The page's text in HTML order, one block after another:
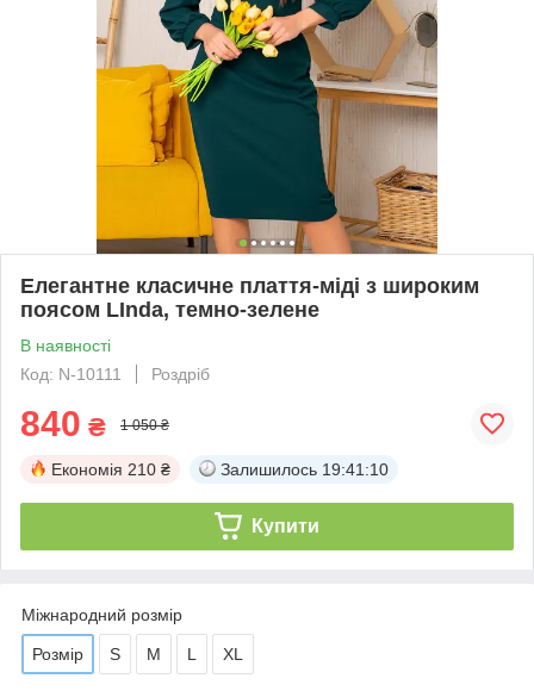
Елегантне класичне плаття-міді з широким
поясом LInda, темно-зелене
В наявності
Код: N-10111
Роздріб
840 ₴ 1 050 ₴
Економія 210 ₴ Залишилось 19:41:10
Купити
Міжнародний розмір
Розмір S M L XL